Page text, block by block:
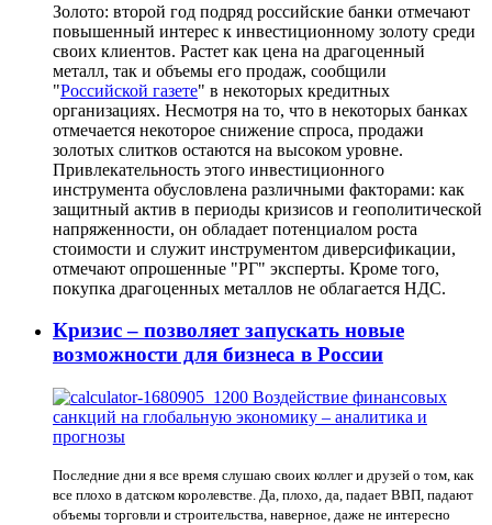
Золото: второй год подряд российские банки отмечают
повышенный интерес к инвестиционному золоту среди
своих клиентов. Растет как цена на драгоценный
металл, так и объемы его продаж, сообщили
"Российской газете" в некоторых кредитных
организациях. Несмотря на то, что в некоторых банках
отмечается некоторое снижение спроса, продажи
золотых слитков остаются на высоком уровне.
Привлекательность этого инвестиционного
инструмента обусловлена различными факторами: как
защитный актив в периоды кризисов и геополитической
напряженности, он обладает потенциалом роста
стоимости и служит инструментом диверсификации,
отмечают опрошенные "РГ" эксперты. Кроме того,
покупка драгоценных металлов не облагается НДС.
Кризис – позволяет запускать новые
возможности для бизнеса в России
Последние дни я все время слушаю своих коллег и друзей о том, как
все плохо в датском королевстве. Да, плохо, да, падает ВВП, падают
объемы торговли и строительства, наверное, даже не интересно